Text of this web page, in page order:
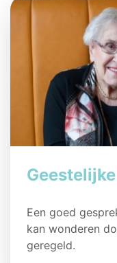
Een goed
kan wonderen
geregeld.